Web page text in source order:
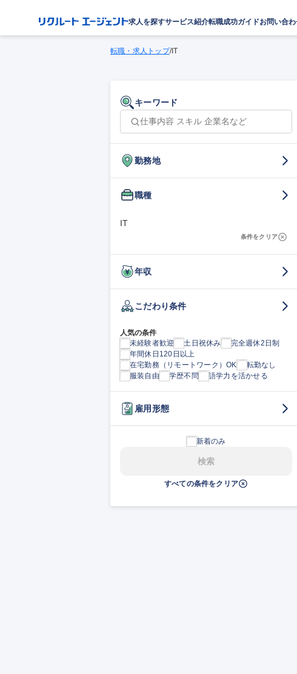
求人を探すサービス紹介転職成功ガイドお問い合
転職・求人トップ/IT
キーワード
勤務地
職種
IT
条件をクリア
年収
こだわり条件
人気の条件
未経験者歓迎
土日祝休み
完全週休2日制
年間休日120日以上
在宅勤務（リモートワーク）OK
転勤なし
服装自由
学歴不問 語学力を活かせる
雇用形態
新着のみ
検索
すべての条件をクリア